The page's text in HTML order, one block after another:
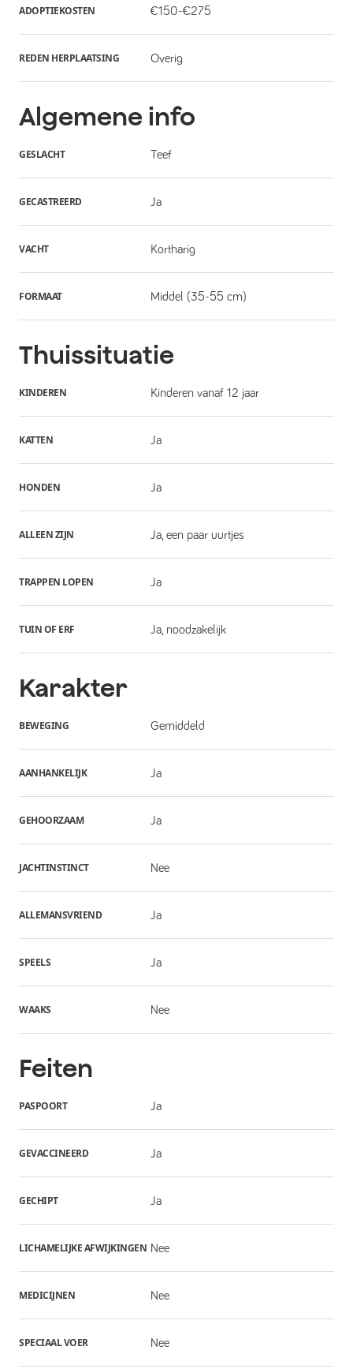
ADOPTIEKOSTEN €150-€275
REDEN HERPLAATSING Overig
Algemene info
GESLACHT Teef
GECASTREERD Ja
VACHT Kortharig
FORMAAT Middel (35-55 cm)
Thuissituatie
KINDEREN Kinderen vanaf 12 jaar
KATTEN Ja
HONDEN Ja
ALLEEN ZIJN Ja, een paar uurtjes
TRAPPEN LOPEN Ja
TUIN OF ERF Ja, noodzakelijk
Karakter
BEWEGING Gemiddeld
AANHANKELIJK Ja
GEHOORZAAM Ja
JACHTINSTINCT Nee
ALLEMANSVRIEND Ja
SPEELS Ja
WAAKS Nee
Feiten
PASPOORT Ja
GEVACCINEERD Ja
GECHIPT Ja
LICHAMELIJKE AFWIJKINGEN Nee
MEDICIJNEN Nee
SPECIAAL VOER Nee